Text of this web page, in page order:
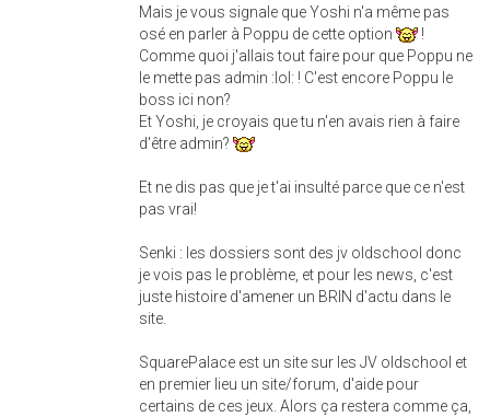
Mais je vous signale que Yoshi n'a même pas
osé en parler à Poppu de cette option
!
Comme quoi j'allais tout faire pour que Poppu ne
le mette pas admin :lol: ! C'est encore Poppu le
boss ici non?
Et Yoshi, je croyais que tu n'en avais rien à faire
d'être admin?
Et ne dis pas que je t'ai insulté parce que ce n'est
pas vrai!
Senki : les dossiers sont des jv oldschool donc
je vois pas le problème, et pour les news, c'est
juste histoire d'amener un BRIN d'actu dans le
site.
SquarePalace est un site sur les JV oldschool et
en premier lieu un site/forum, d'aide pour
certains de ces jeux. Alors ça restera comme ça,